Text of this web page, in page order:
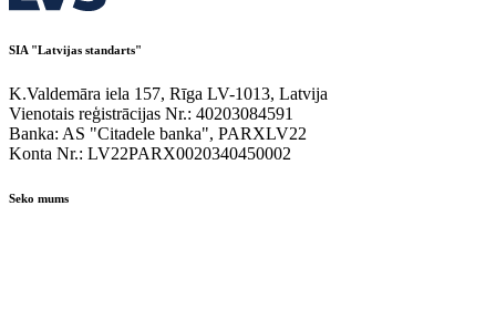
SIA "Latvijas standarts"
K.Valdemāra iela 157, Rīga LV-1013, Latvija
Vienotais reģistrācijas Nr.: 40203084591
Banka: AS "Citadele banka", PARXLV22
Konta Nr.: LV22PARX0020340450002
Seko mums